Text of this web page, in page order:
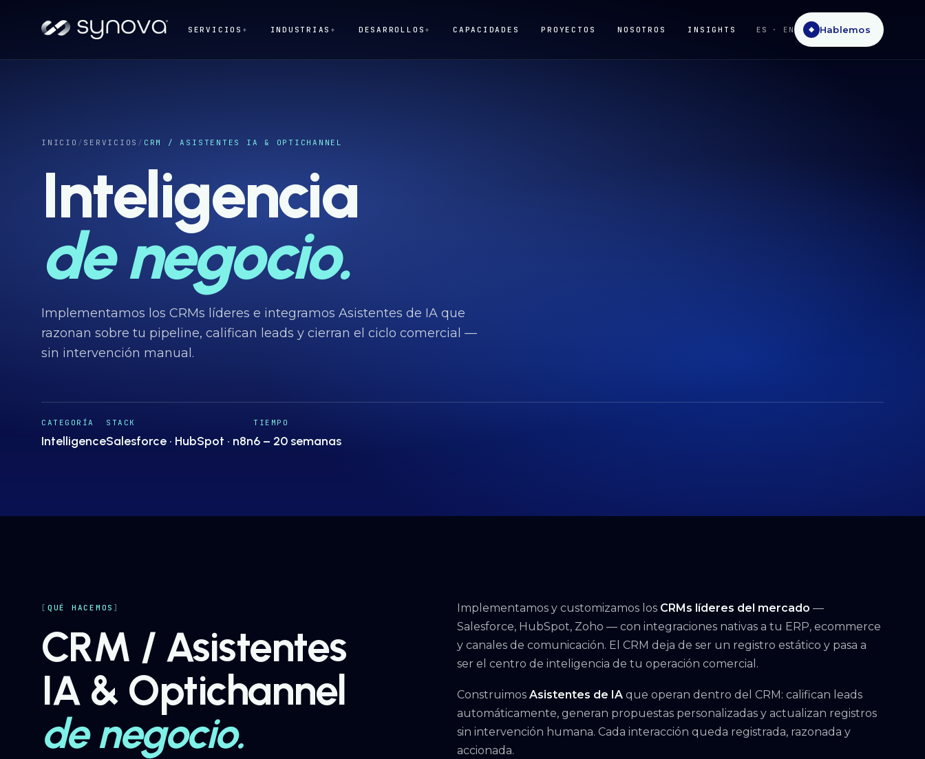
SERVICIOS + INDUSTRIAS + DESARROLLOS + CAPACIDADES PROYECTOS NOSOTROS INSIGHTS ES · EN ◆ Hablemos
INICIO / SERVICIOS / CRM / ASISTENTES IA & OPTICHANNEL
Inteligencia
de negocio.
Implementamos los CRMs líderes e integramos Asistentes de IA que
razonan sobre tu pipeline, califican leads y cierran el ciclo comercial —
sin intervención manual.
CATEGORÍA
Intelligence
STACK
Salesforce · HubSpot · n8n
TIEMPO
6 – 20 semanas
QUÉ HACEMOS
CRM / Asistentes
IA & Optichannel
de negocio.
Implementamos y customizamos los CRMs líderes del mercado —
Salesforce, HubSpot, Zoho — con integraciones nativas a tu ERP, ecommerce
y canales de comunicación. El CRM deja de ser un registro estático y pasa a
ser el centro de inteligencia de tu operación comercial.
Construimos Asistentes de IAque operan dentro del CRM: califican leads
automáticamente, generan propuestas personalizadas y actualizan registros
sin intervención humana. Cada interacción queda registrada, razonada y
accionada.